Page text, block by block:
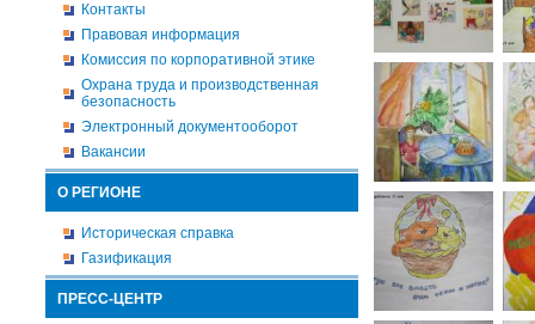
Контакты
Правовая информация
Комиссия по корпоративной этике
Охрана труда и производственная
безопасность
Электронный документооборот
Вакансии
О РЕГИОНЕ
Историческая справка
Газификация
ПРЕСС-ЦЕНТР